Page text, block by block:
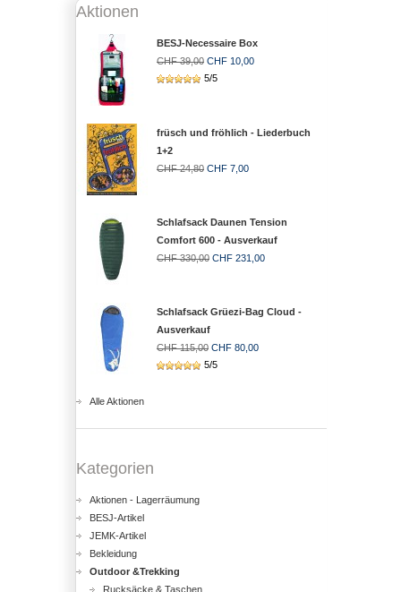
Aktionen
BESJ-Necessaire Box
CHF 39,00 CHF 10,00
5/5
früsch und fröhlich - Liederbuch
1+2
CHF 24,80 CHF 7,00
Schlafsack Daunen Tension
Comfort 600 - Ausverkauf
CHF 330,00 CHF 231,00
Schlafsack Grüezi-Bag Cloud -
Ausverkauf
CHF 115,00 CHF 80,00
5/5
Alle Aktionen
Kategorien
Aktionen - Lagerräumung
BESJ-Artikel
JEMK-Artikel
Bekleidung
Outdoor &Trekking
Rucksäcke & Taschen